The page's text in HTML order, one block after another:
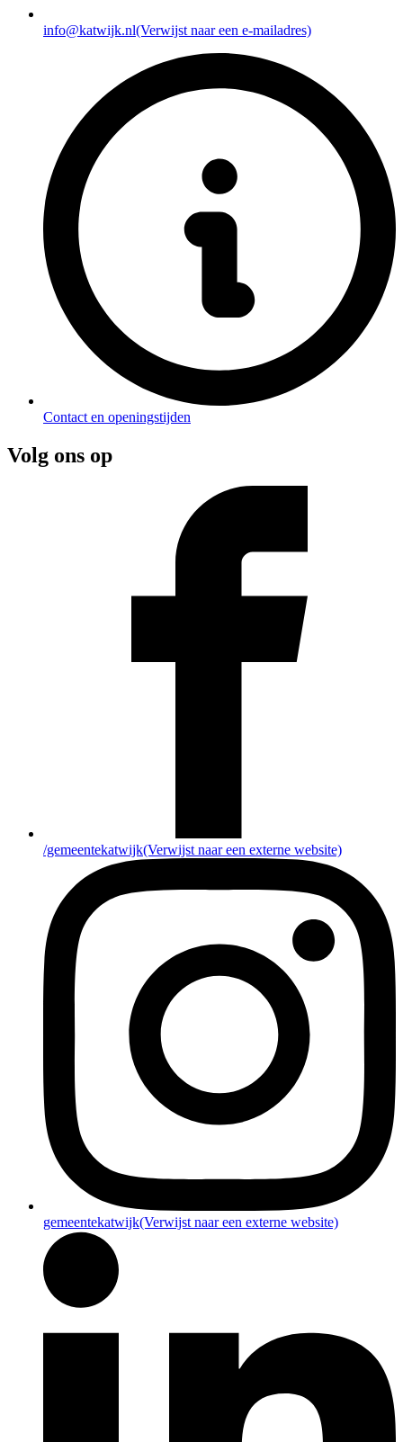
info@katwijk.nl(Verwijst naar een e-mailadres)
Contact en openingstijden
Volg ons op
/gemeentekatwijk(Verwijst naar een externe website)
gemeentekatwijk(Verwijst naar een externe website)